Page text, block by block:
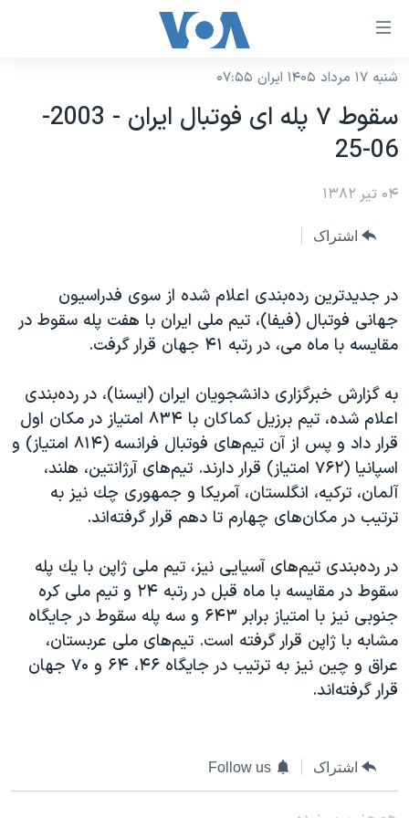
لینکهای
دسترسی
جهش
محتوای
اصلی
جهش
جهش
جستجو
نسخه سبک وب‌سایت
موضوع ها
ایران
آمریکا
ورزشی
گزیده‌ها
ویدیوها
فرهنگ و زندگی
حقوق شهروندی
اقتصادی
علم و فناوری
گالری عکس
آرشیو پخش زنده
برنامه های تلویزیونی
جدول برنامه ها
جام جهانی ۲۰۲۶
عملیات خشم حماسی
بایگانی برنامه‌های تلویزیونی
مستندها
انتخابات ریاست جمهوری آمریکا ۲۰۲۴
حمله جمهوری اسلامی به اسرائیل
رمز مهسا
ورزش زنان در ایران
اعتراضات زن، زندگی، آزادی
مجموعه مستندهای دادخواهی
تریبونال مردمی آبان ۹۸
دادگاه حمید نوری
اعتراضات مردمی آبان ۹۸
فرکانس‌های صدای آمریکا
پخش رادیویی
دنبال کنید
شنبه ۱۷ مرداد ۱۴۰۵ ایران ۰۷:۵۵
سقوط ۷ پله ای فوتبال ايران - 2003-
06-25
۰۴ تیر ۱۳۸۲
اشتراک
در جديدترين رده‌بندی اعلام شده از سوی فدراسيون
جهانی فوتبال (فيفا)، تيم ملی ايران با هفت پله سقوط در
مقايسه با ماه می، در رتبه ۴۱ جهان قرار گرفت.
به گزارش خبرگزاری دانشجويان ايران (ايسنا)، در رده‌بندی
اعلام شده، تيم برزيل كماكان با ۸۳۴ امتياز در مكان اول
قرار داد و پس از آن تيم‌های فوتبال فرانسه (۸۱۴ امتياز) و
اسپانيا (۷۶۲ امتياز) قرار دارند. تيم‌های آرژانتين، هلند،
آلمان، تركيه، انگلستان، آمريكا و جمهوری چك نيز به
ترتيب در مكان‌های چهارم تا دهم قرار گرفته‌اند.
در رده‌بندی تيم‌های آسيايی نيز، تيم ملی ژاپن با يك پله
سقوط در مقايسه با ماه قبل در رتبه ۲۴ و تيم ملی كره
جنوبی نيز با امتياز برابر ۶۴۳ و سه پله سقوط در جايگاه
مشابه با ژاپن قرار گرفته است. تيم‌های ملی عربستان،
عراق و چين نيز به ترتيب در جايگاه ۴۶، ۶۴ و ۷۰ جهان
قرار گرفته‌اند.
اشتراک Follow us